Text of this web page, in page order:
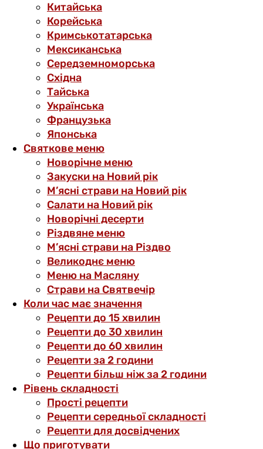
Китайська
Корейська
Кримськотатарська
Мексиканська
Середземноморська
Східна
Тайська
Українська
Французька
Японська
Святкове меню
Новорічне меню
Закуски на Новий рік
М’ясні страви на Новий рік
Салати на Новий рік
Новорічні десерти
Різдвяне меню
М’ясні страви на Різдво
Великоднє меню
Меню на Масляну
Страви на Святвечір
Коли час має значення
Рецепти до 15 хвилин
Рецепти до 30 хвилин
Рецепти до 60 хвилин
Рецепти за 2 години
Рецепти більш ніж за 2 години
Рівень складності
Прості рецепти
Рецепти середньої складності
Рецепти для досвідчених
Що приготувати